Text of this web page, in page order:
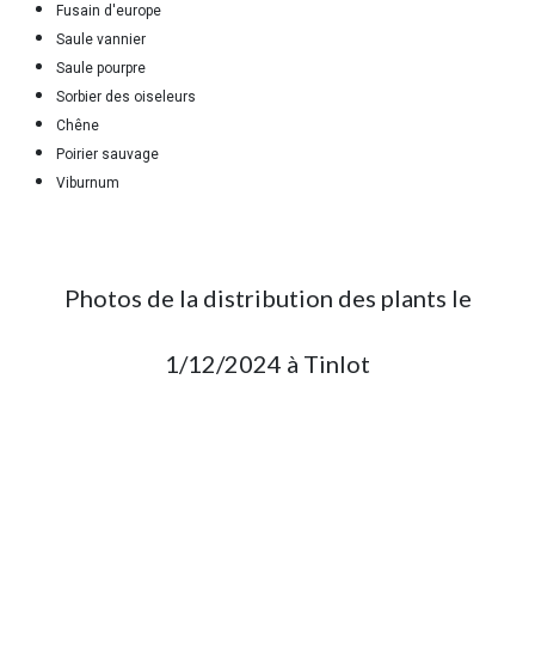
Fusain d'europe
Saule vannier
Saule pourpre
Sorbier des oiseleurs
Chêne
Poirier sauvage
Viburnum
Photos de la distribution des plants le
1/12/2024 à Tinlot